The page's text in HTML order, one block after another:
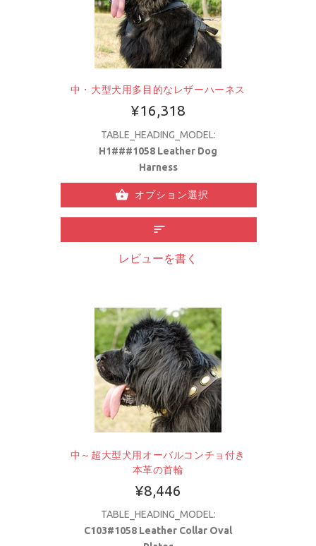
中・大型犬用多目的なレザーハーネス
¥16,318
TABLE_HEADING_MODEL:
H1###1058 Leather Dog
Harness
オプション選択
レビューを書く
中～超大型犬用オーバルコンチョ付き
本革の首輪
¥8,446
TABLE_HEADING_MODEL:
C103#1058 Leather Collar Oval